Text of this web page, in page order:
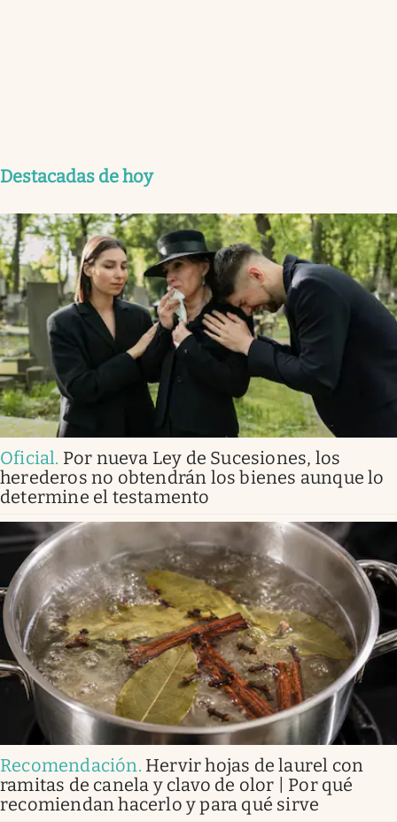
Destacadas de hoy
Oficial. Por nueva Ley de Sucesiones, los
herederos no obtendrán los bienes aunque lo
determine el testamento
Recomendación. Hervir hojas de laurel con
ramitas de canela y clavo de olor | Por qué
recomiendan hacerlo y para qué sirve